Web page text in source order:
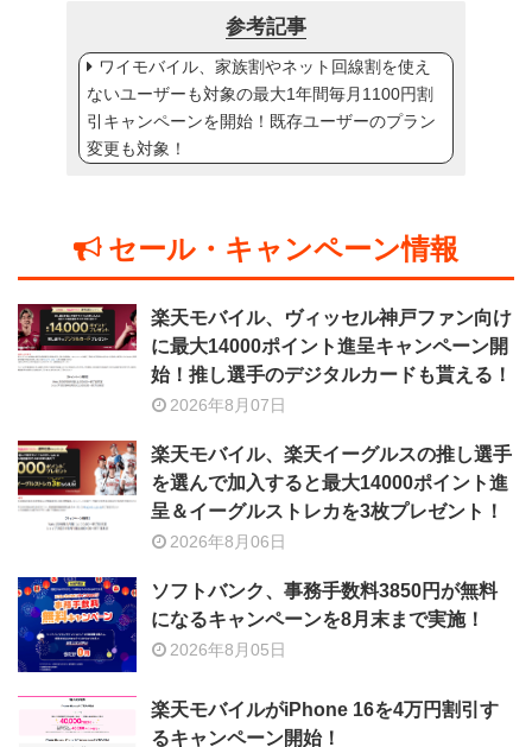
参考記事
ワイモバイル、家族割やネット回線割を使え
ないユーザーも対象の最大1年間毎月1100円割
引キャンペーンを開始！既存ユーザーのプラン
変更も対象！
セール・キャンペーン情報
楽天モバイル、ヴィッセル神戸ファン向け
に最大14000ポイント進呈キャンペーン開
始！推し選手のデジタルカードも貰える！
2026年8月07日
楽天モバイル、楽天イーグルスの推し選手
を選んで加入すると最大14000ポイント進
呈＆イーグルストレカを3枚プレゼント！
2026年8月06日
ソフトバンク、事務手数料3850円が無料
になるキャンペーンを8月末まで実施！
2026年8月05日
楽天モバイルがiPhone 16を4万円割引す
るキャンペーン開始！